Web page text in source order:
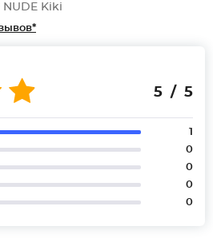
Kiki
5 / 5
1
0
0
0
0